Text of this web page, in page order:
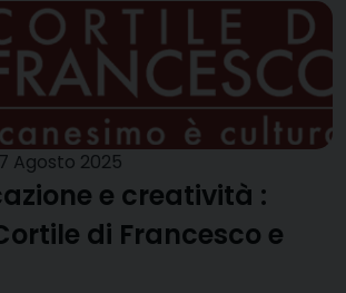
Agosto 2025
e creatività :
di Francesco e